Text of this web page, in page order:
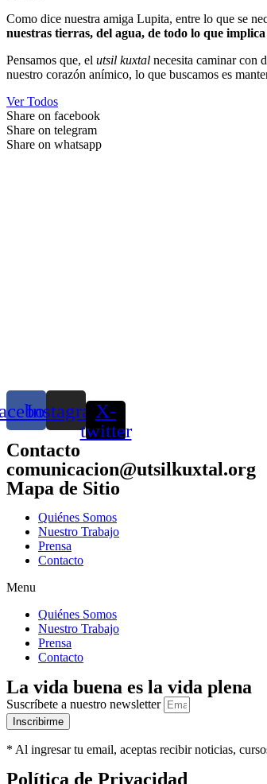
Como dice nuestra amiga Lupita, entre lo que se
nuestras tierras, del agua, de todo lo que
Pensamos que, el utsil kuxtal necesita caminar con
nuestro corazón anímico, lo que buscamos es
Ver Todos
Share on facebook
Share on telegram
Share on whatsapp
InstagramX-
twitter
Contacto
comunicacion@utsilkuxtal.org
Mapa de Sitio
Quiénes Somos
Nuestro Trabajo
Prensa
Contacto
Menu
Quiénes Somos
Nuestro Trabajo
Prensa
Contacto
La vida buena es la vida plena
Suscríbete a nuestro newsletter
Inscribirme
* Al ingresar tu email, aceptas recibir noticias,
Política de Privacidad